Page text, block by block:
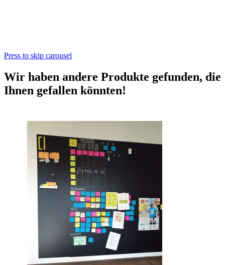
Press to skip carousel
Wir haben andere Produkte gefunden, die
Ihnen gefallen könnten!